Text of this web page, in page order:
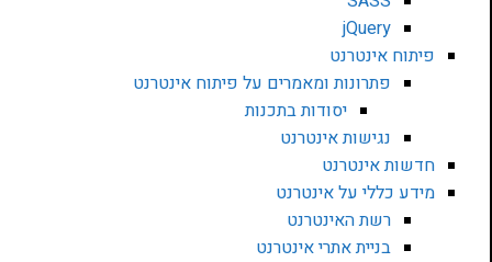
jQuery
פיתוח אינטרנט
פתרונות ומאמרים על פיתוח אינטרנט
יסודות בתכנות
נגישות אינטרנט
חדשות אינטרנט
מידע כללי על אינטרנט
רשת האינטרנט
בניית אתרי אינטרנט